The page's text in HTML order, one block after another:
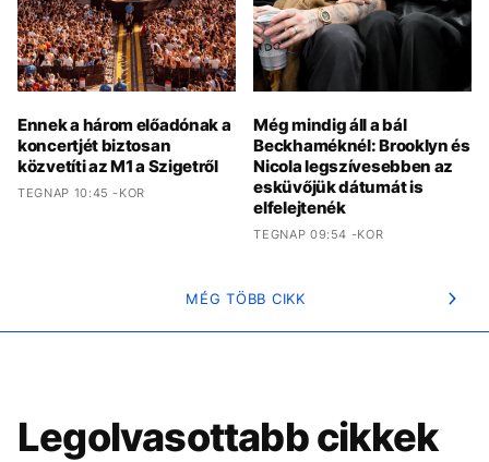
Ennek a három előadónak a
koncertjét biztosan
közvetíti az M1 a Szigetről
TEGNAP 10:45 -KOR
Még mindig áll a bál
Beckhaméknél: Brooklyn és
Nicola legszívesebben az
esküvőjük dátumát is
elfelejtenék
TEGNAP 09:54 -KOR
MÉG TÖBB CIKK
Legolvasottabb cikkek